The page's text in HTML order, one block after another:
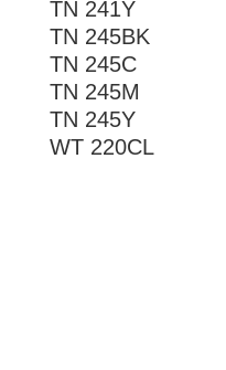
TN 241Y
TN 245BK
TN 245C
TN 245M
TN 245Y
WT 220CL